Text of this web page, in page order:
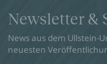
Judith Reusch in
30.09.2026 19:00
Newsletter &
News aus dem Ullstein-
neuesten